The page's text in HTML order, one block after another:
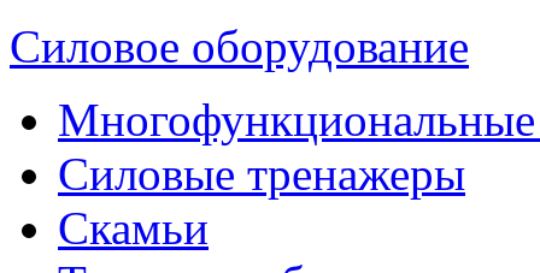
Силовое оборудование
Силовые тренажеры
Скамьи